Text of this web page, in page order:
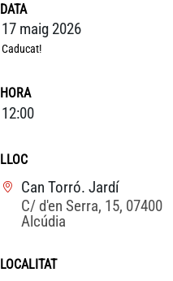
DATA
17 maig 2026
Caducat!
HORA
12:00
LLOC
Can Torró. Jardí
C/ d'en Serra, 15, 07400
Alcúdia
LOCALITAT